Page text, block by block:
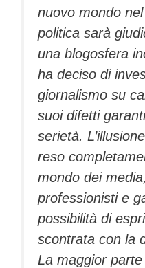
nuovo mondo
politica sarà
una blogosfera
ha deciso di
giornalismo su
suoi difetti
serietà.
reso
mondo dei
professionisti e
possibilità di
scontrata con la
La maggior